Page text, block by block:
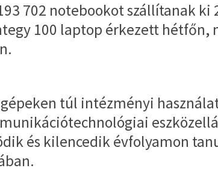
702 notebookot szállítanak
100 laptop érkezett
túl intézményi
és kilencedik évfolyamon